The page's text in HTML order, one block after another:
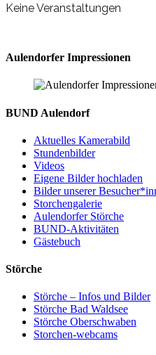
Keine Veranstaltungen
Aulendorfer Impressionen
BUND Aulendorf
Aktuelles Kamerabild
Stundenbilder
Videos
Eigene Bilder hochladen
Bilder unserer
Storchengalerie
Aulendorfer Störche
BUND-Aktivitäten
Gästebuch
Störche
Störche – Infos und Bilder
Störche Bad Waldsee
Störche Oberschwaben
Storchen-webcams